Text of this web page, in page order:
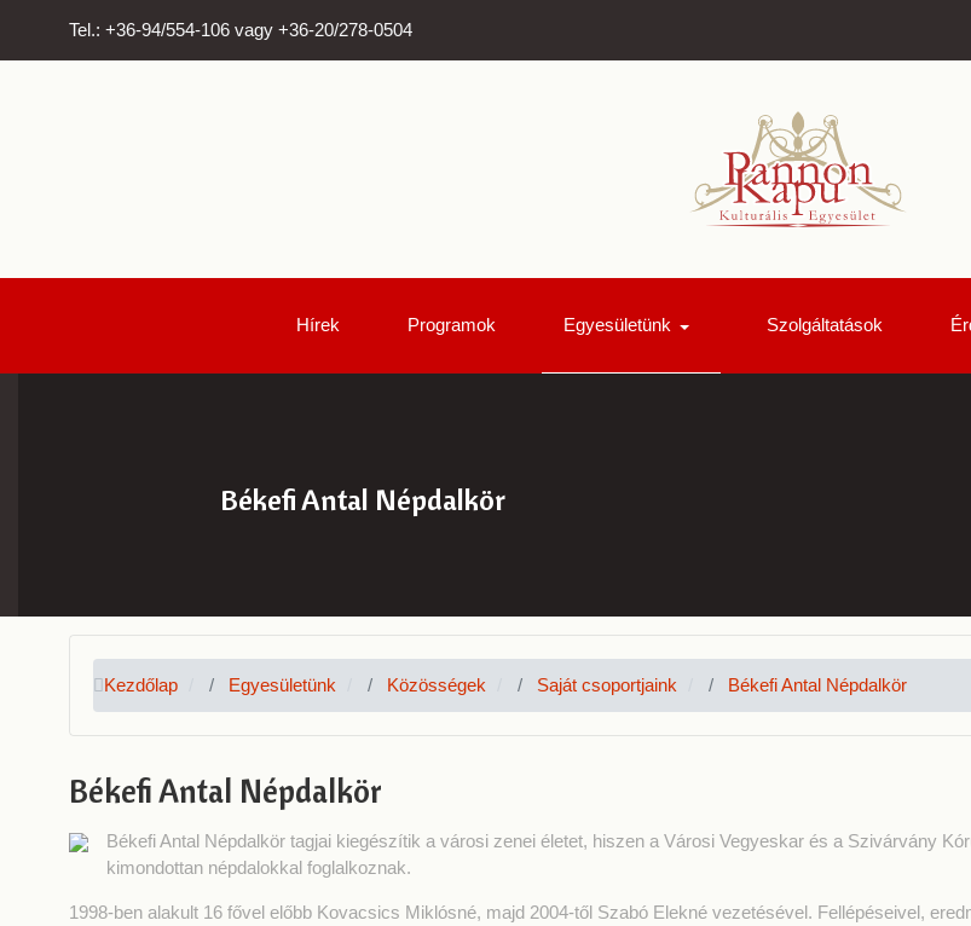
Tel.: +36-94/554-106 vagy +36-20/278-0504
Hírek Programok Egyesületünk Szolgáltatások
Békefi Antal Népdalkör
Kezdőlap Egyesületünk Közösségek Saját csoportjaink Békefi Antal Népdalkör
Békefi Antal Népdalkör
Békefi Antal Népdalkör tagjai kiegészítik a városi zenei életet, hiszen a Városi Vegyeskar és a Szivárvány
kimondottan népdalokkal foglalkoznak.
1998-ben alakult 16 fővel előbb Kovacsics Miklósné, majd 2004-től Szabó Elekné vezetésével. Fellépéseivel,